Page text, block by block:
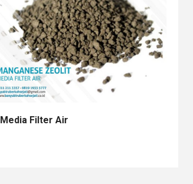
Media Filter Air